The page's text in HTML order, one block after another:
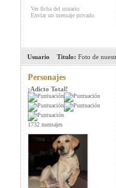
Ver ficha del usuario
Enviar un mensaje privado
Usuario Titulo: Foto de
Personajes
¡Adicto Total!
1732 mensajes